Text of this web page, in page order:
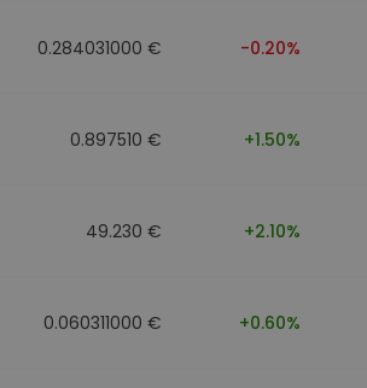
0.284031000 € -0.20%
0.897510 € +1.50%
49.230 € +2.10%
0.060311000 € +0.60%